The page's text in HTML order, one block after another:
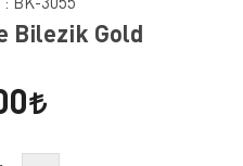
Bilezik Gold